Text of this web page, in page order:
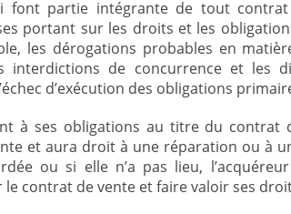
font partie intégrante de tout
portant sur les droits et les
les dérogations probables en
interdictions de concurrence et les
d’exécution des obligations
à ses obligations au titre du contrat
et aura droit à une réparation ou à
ou si elle n’a pas lieu,
contrat de vente et faire valoir ses